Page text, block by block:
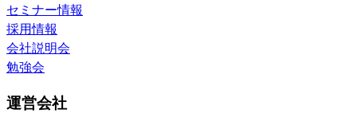
セミナー情報
採用情報
会社説明会
勉強会
運営会社